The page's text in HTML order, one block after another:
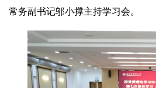
常务副书记邬小撑主持学习会。